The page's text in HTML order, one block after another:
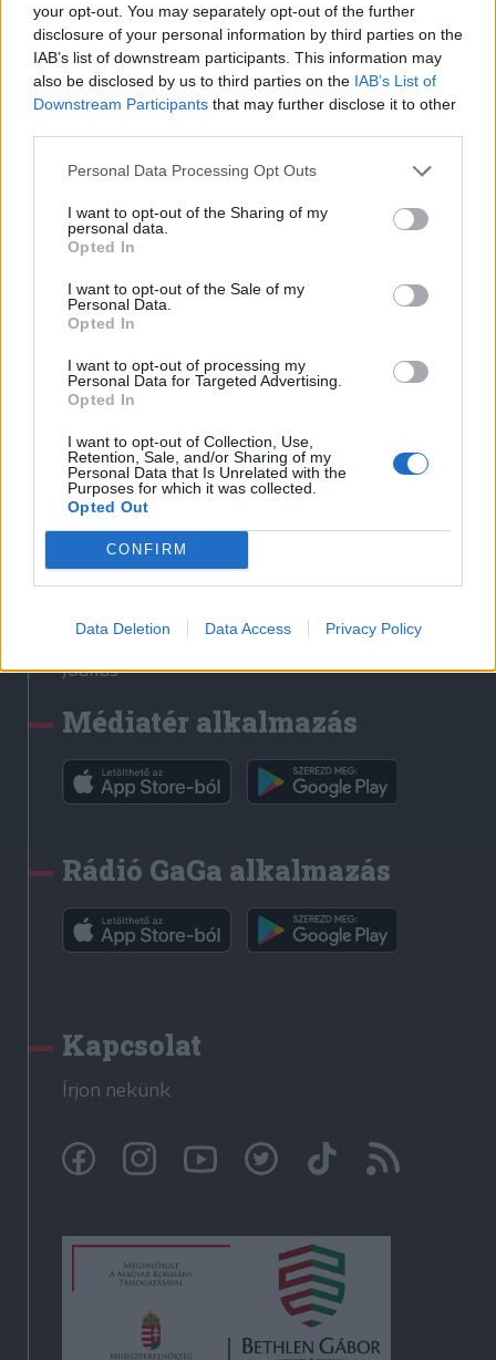
your opt-out. You may separately opt-out of the further
disclosure of your personal information by third parties on the
IAB’s list of downstream participants. This information may
also be disclosed by us to third parties on the IAB’s List of
Downstream Participants that may further disclose it to other
Personal Data Processing Opt Outs
I want to opt-out of the Sharing of my
personal data.
Opted In
I want to opt-out of the Sale of my
Personal Data.
Opted In
I want to opt-out of processing my
Personal Data for Targeted Advertising.
Opted In
I want to opt-out of Collection, Use,
Retention, Sale, and/or Sharing of my
Personal Data that Is Unrelated with the
Purposes for which it was collected.
Opted Out
CONFIRM
Data Deletion Data Access Privacy Policy
Szerzői jogok
Adatvédelmi tájékoztató
Cookie-kezelési tájékoztató
Hozzászólási szabályzat
Nyomtatott lapjaink archívuma
Székely Hírmondó archívuma
Sütibeállítások
Médiatér
Liget
Krónika
Bihari Napló
Erdélyi Napló
Főtér
Rádió GaGa
Jóállás
Médiatér alkalmazás
Rádió GaGa alkalmazás
Kapcsolat
Írjon nekünk